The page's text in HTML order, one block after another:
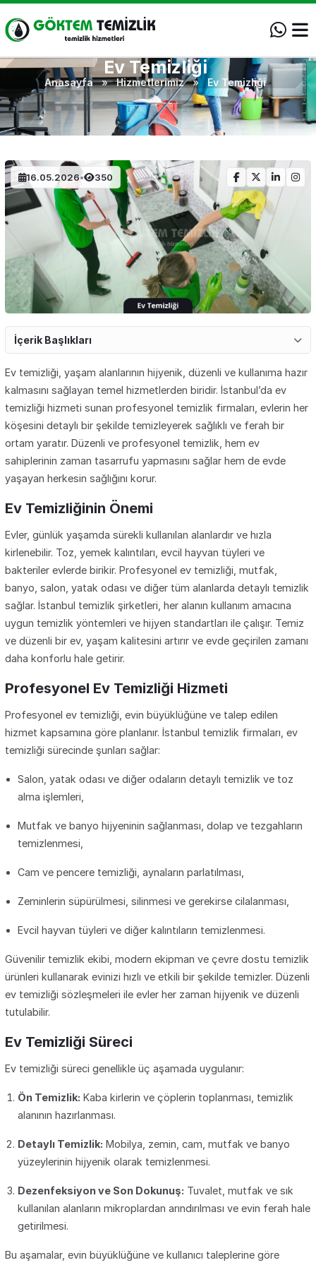
Ev Temizliği
Anasayfa » Hizmetlerimiz » Ev Temizliği
16.05.2026• 350
İçerik Başlıkları
Ev temizliği , yaşam alanlarının hijyenik, düzenli ve kullanıma hazır
kalmasını sağlayan temel hizmetlerden biridir. İstanbul’da ev
temizliği hizmeti sunan profesyonel temizlik firmaları, evlerin her
köşesini detaylı bir şekilde temizleyerek sağlıklı ve ferah bir
ortam yaratır. Düzenli ve profesyonel temizlik, hem ev
sahiplerinin zaman tasarrufu yapmasını sağlar hem de evde
yaşayan herkesin sağlığını korur.
Ev Temizliğinin Önemi
Evler, günlük yaşamda sürekli kullanılan alanlardır ve hızla
kirlenebilir. Toz, yemek kalıntıları, evcil hayvan tüyleri ve
bakteriler evlerde birikir. Profesyonel ev temizliği, mutfak,
banyo, salon, yatak odası ve diğer tüm alanlarda detaylı temizlik
sağlar. İstanbul temizlik şirketleri, her alanın kullanım amacına
uygun temizlik yöntemleri ve hijyen standartları ile çalışır. Temiz
ve düzenli bir ev, yaşam kalitesini artırır ve evde geçirilen zamanı
daha konforlu hale getirir.
Profesyonel Ev Temizliği Hizmeti
Profesyonel ev temizliği, evin büyüklüğüne ve talep edilen
hizmet kapsamına göre planlanır. İstanbul temizlik firmaları, ev
temizliği sürecinde şunları sağlar:
Salon, yatak odası ve diğer odaların detaylı temizlik ve toz
alma işlemleri,
Mutfak ve banyo hijyeninin sağlanması, dolap ve tezgahların
temizlenmesi,
Cam ve pencere temizliği, aynaların parlatılması,
Zeminlerin süpürülmesi, silinmesi ve gerekirse cilalanması,
Evcil hayvan tüyleri ve diğer kalıntıların temizlenmesi.
Güvenilir temizlik ekibi, modern ekipman ve çevre dostu temizlik
ürünleri kullanarak evinizi hızlı ve etkili bir şekilde temizler. Düzenli
ev temizliği sözleşmeleri ile evler her zaman hijyenik ve düzenli
tutulabilir.
Ev Temizliği Süreci
Ev temizliği süreci genellikle üç aşamada uygulanır:
Ön Temizlik: Kaba kirlerin ve çöplerin toplanması, temizlik
alanının hazırlanması.
Detaylı Temizlik: Mobilya, zemin, cam, mutfak ve banyo
yüzeylerinin hijyenik olarak temizlenmesi.
Dezenfeksiyon ve Son Dokunuş: Tuvalet, mutfak ve sık
kullanılan alanların mikroplardan arındırılması ve evin ferah hale
getirilmesi.
Bu aşamalar, evin büyüklüğüne ve kullanıcı taleplerine göre